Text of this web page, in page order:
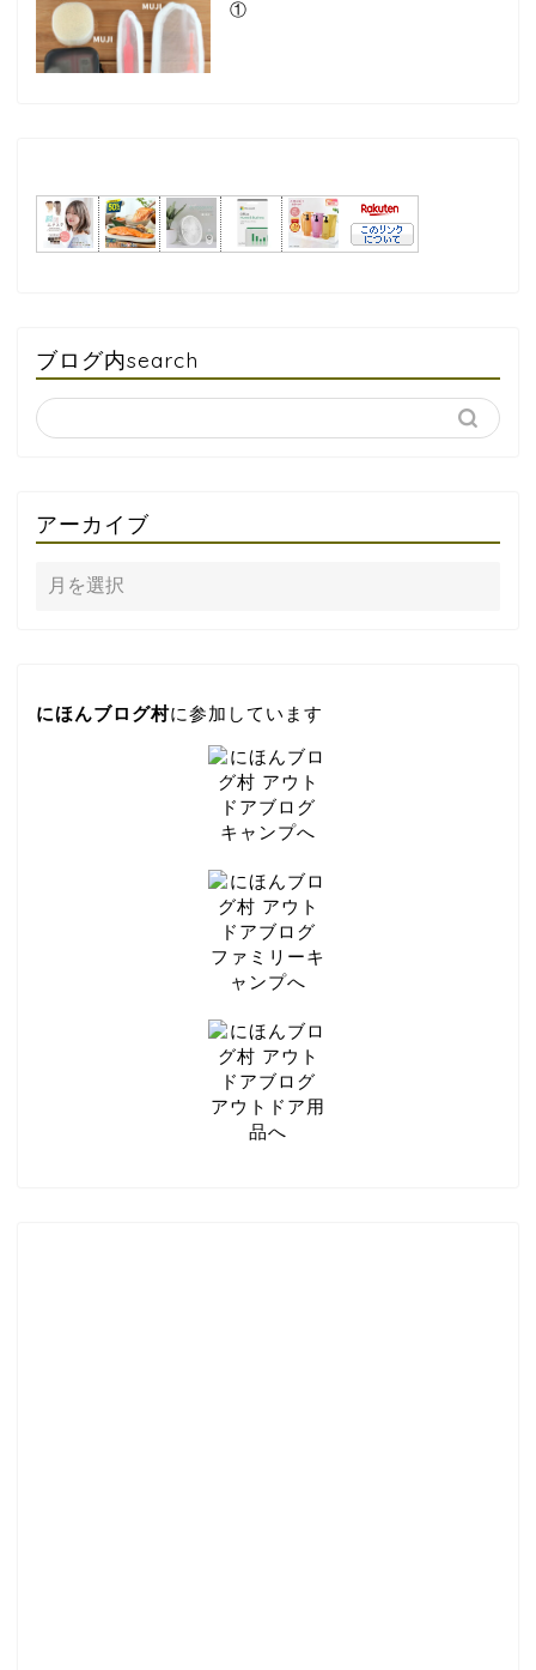
①
ブログ内search
アーカイブ
にほんブログ村に参加しています